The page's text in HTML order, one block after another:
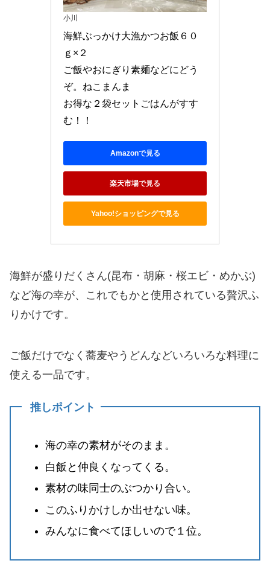
小川
海鮮ぶっかけ大漁かつお飯６０
ｇ×２
ご飯やおにぎり素麺などにどう
ぞ。ねこまんま
お得な２袋セットごはんがすす
む！！
Amazonで見る
楽天市場で見る
Yahoo!ショッピングで見る
海鮮が盛りだくさん(昆布・胡麻・桜エビ・めかぶ)
など海の幸が、これでもかと使用されている贅沢ふ
りかけです。
ご飯だけでなく蕎麦やうどんなどいろいろな料理に
使える一品です。
推しポイント
海の幸の素材がそのまま。
白飯と仲良くなってくる。
素材の味同士のぶつかり合い。
このふりかけしか出せない味。
みんなに食べてほしいので１位。